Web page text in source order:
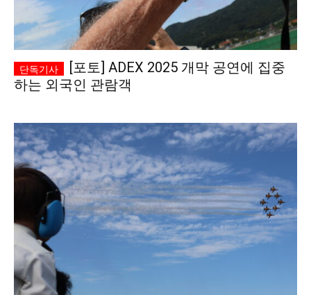
[포토] ADEX 2025 개막 공연에 집중
하는 외국인 관람객